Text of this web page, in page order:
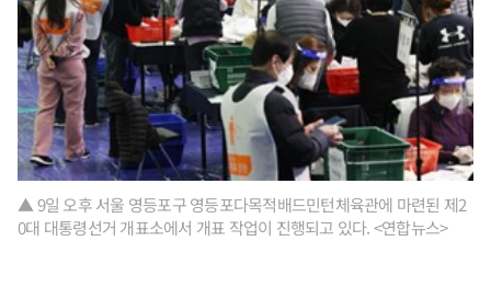
▲ 9일 오후 서울 영등포구 영등포다목적배드민턴체육관에 마련된 제2
0대 대통령선거 개표소에서 개표 작업이 진행되고 있다. <연합뉴스>